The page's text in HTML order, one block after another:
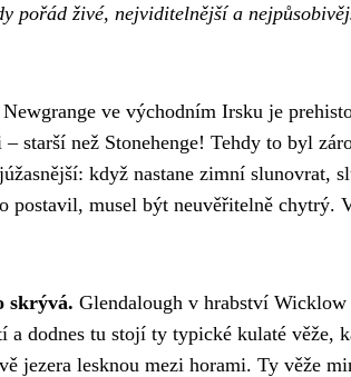
pořád živé, nejviditelnější a
ve východním Irsku je
starší než Stonehenge! Tehdy to byl
když nastane zimní slunovrat,
musel být neuvěřitelně chytrý.
skrývá. Glendalough v hrabství
dodnes tu stojí ty typické kulaté věže,
jezera lesknou mezi horami. Ty věže